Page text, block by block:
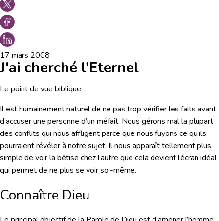
17 mars 2008
J'ai cherché l'Eternel
Le point de vue biblique
Il est humainement naturel de ne pas trop vérifier les faits avant
d’accuser une personne d’un méfait. Nous gérons mal la plupart
des conflits qui nous affligent parce que nous fuyons ce qu’ils
pourraient révéler à notre sujet. Il nous apparaît tellement plus
simple de voir la bêtise chez l’autre que cela devient l’écran idéal
qui permet de ne plus se voir soi-même.
Connaître Dieu